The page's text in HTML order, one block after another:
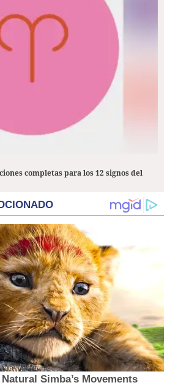
completas para los 12 signos del
Simba’s Movements